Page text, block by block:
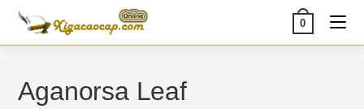
Skip
content
0
Aganorsa Leaf